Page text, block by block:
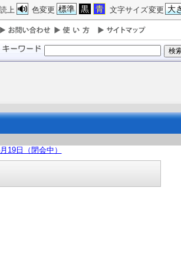
文字サイズ変更 大
色変更 標準 黒 青
読上
19日（閉会中）